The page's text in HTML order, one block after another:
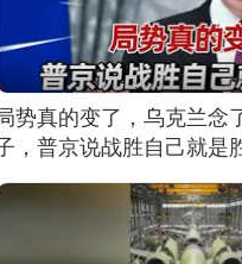
势真的变了，乌克兰念
，普京说战胜自己就是